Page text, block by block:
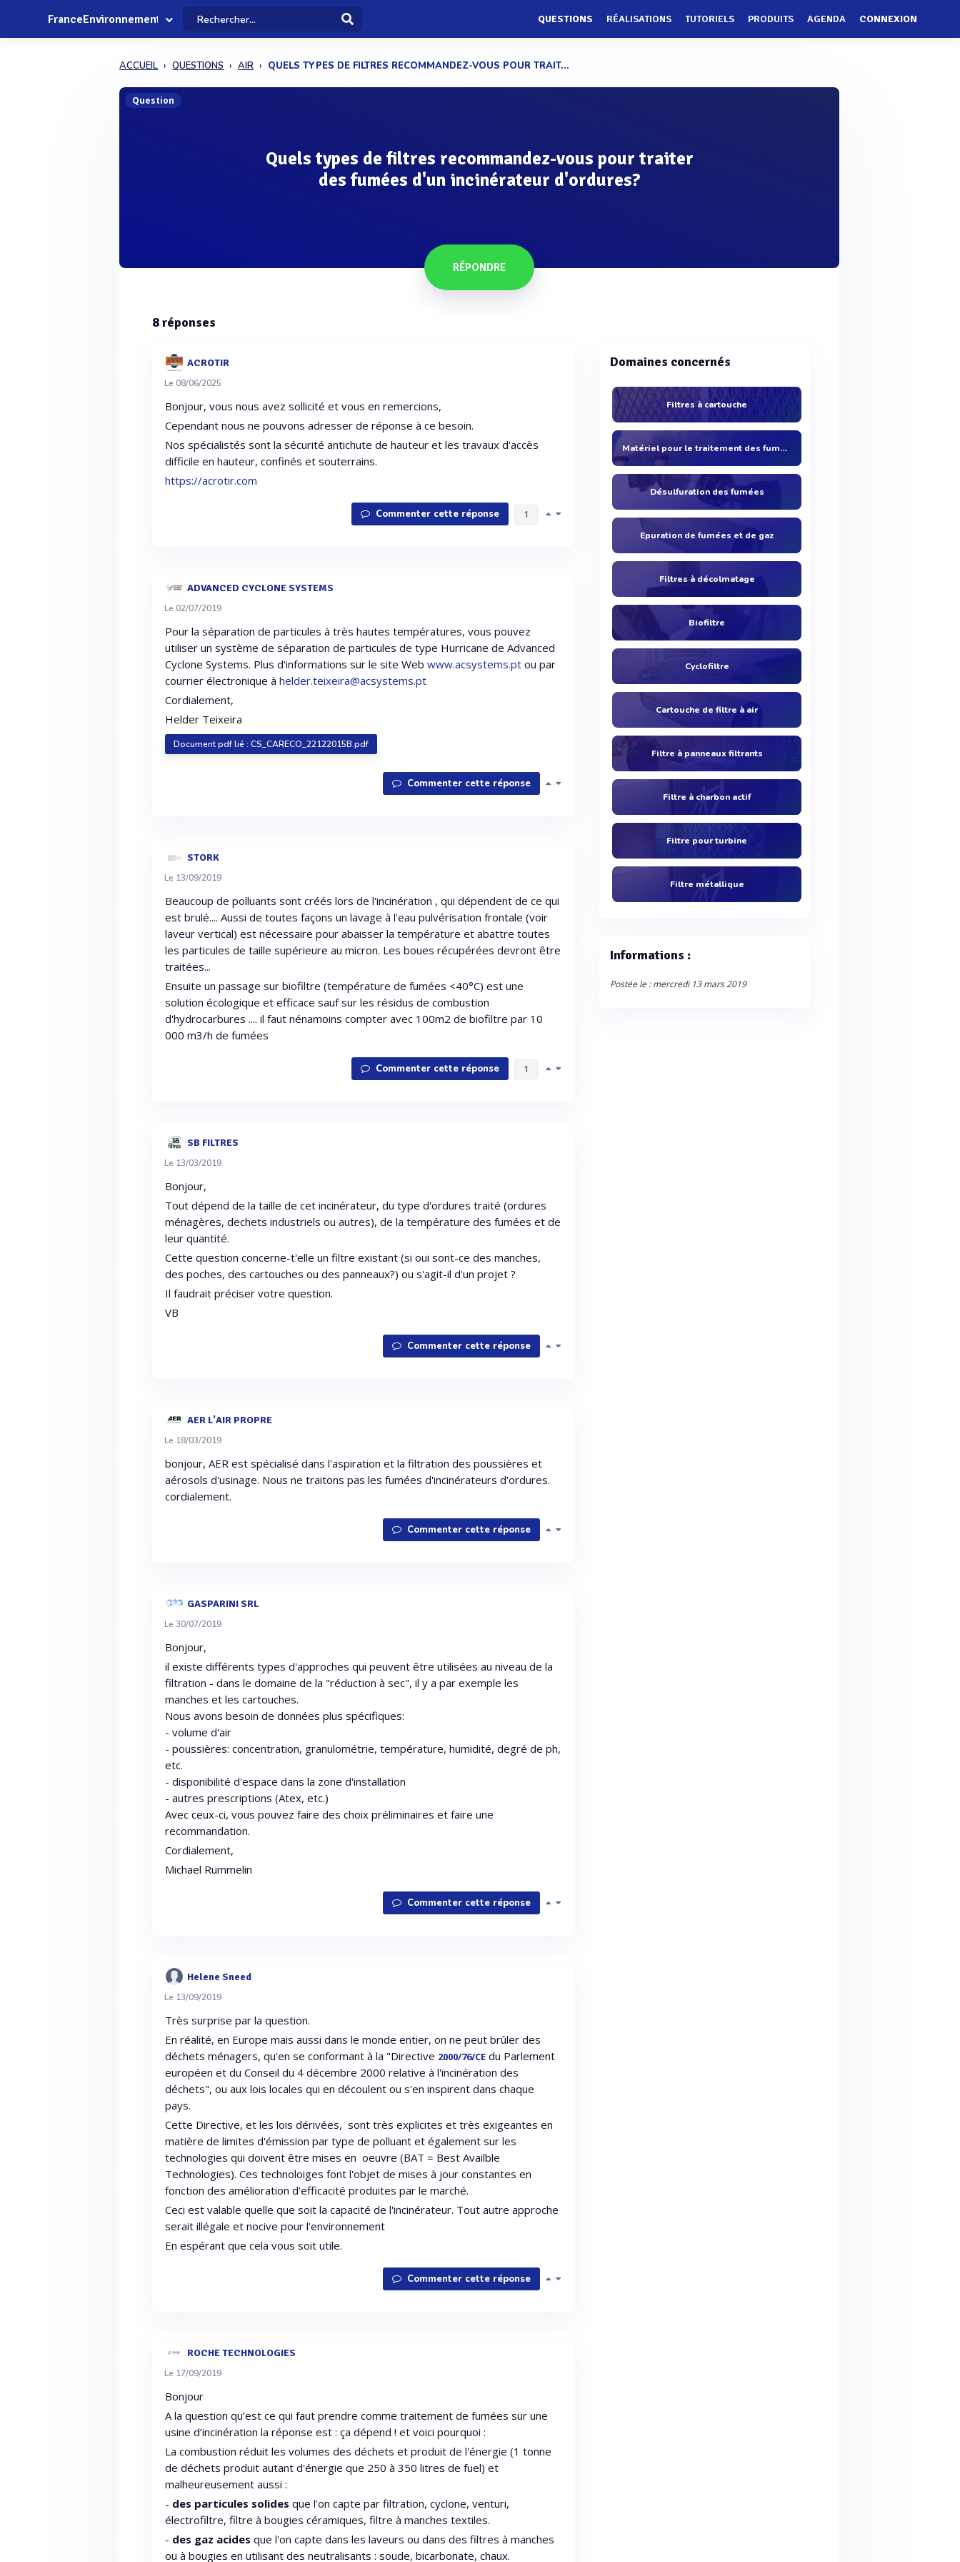
FranceEnvironnement QUESTIONS RÉALISATIONS TUTORIELS PRODUITS AGENDA CONNEXION
ACCUEIL QUESTIONS AIR QUELS TYPES DE FILTRES RECOMMANDEZ-VOUS POUR TRAIT...
Question
Quels types de filtres recommandez-vous pour traiter
des fumées d'un incinérateur d'ordures?
RÉPONDRE
8réponses
ACROTIR
Le 08/06/2025
Bonjour, vous nous avez sollicité et vous en remercions,
Cependant nous ne pouvons adresser de réponse à ce besoin.
Nos spécialistés sont la sécurité antichute de hauteur et les travaux d'accès
difficile en hauteur, confinés et souterrains.
https://acrotir.com
Commenter cette réponse 1
ADVANCED CYCLONE SYSTEMS
Le 02/07/2019
Pour la séparation de particules à très hautes températures, vous pouvez
utiliser un système de séparation de particules de type Hurricane de Advanced
Cyclone Systems. Plus d'informations sur le site Webwww.acsystems.pt ou par
courrier électronique àhelder.teixeira@acsystems.pt
Cordialement,
Helder Teixeira
Document pdf lié : CS_CARECO_22122015B.pdf
Commenter cette réponse
STORK
Le 13/09/2019
Beaucoup de polluants sont créés lors de l'incinération , qui dépendent de ce qui
est brulé.... Aussi de toutes façons un lavage à l'eau pulvérisation frontale (voir
laveur vertical) est nécessaire pour abaisser la température et abattre toutes
les particules de taille supérieure au micron. Les boues récupérées devront être
traitées...
Ensuite un passage sur biofiltre (température de fumées <40°C) est une
solution écologique et efficace sauf sur les résidus de combustion
d'hydrocarbures .... il faut nénamoins compter avec 100m2 de biofiltre par 10
000 m3/h de fumées
Commenter cette réponse 1
SB FILTRES
Le 13/03/2019
Bonjour,
Tout dépend de la taille de cet incinérateur, du type d'ordures traité (ordures
ménagères, dechets industriels ou autres), de la température des fumées et de
leur quantité.
Cette question concerne-t'elle un filtre existant (si oui sont-ce des manches,
des poches, des cartouches ou des panneaux?) ou s'agit-il d'un projet ?
Il faudrait préciser votre question.
VB
Commenter cette réponse
AER L'AIR PROPRE
Le 18/03/2019
bonjour, AER est spécialisé dans l'aspiration et la filtration des poussières et
aérosols d'usinage. Nous ne traitons pas les fumées d'incinérateurs d'ordures.
cordialement.
Commenter cette réponse
GASPARINI SRL
Le 30/07/2019
Bonjour,
il existe différents types d'approches qui peuvent être utilisées au niveau de la
filtration - dans le domaine de la "réduction à sec", il y a par exemple les
manches et les cartouches.
Nous avons besoin de données plus spécifiques:
- volume d'air
- poussières: concentration, granulométrie, température, humidité, degré de ph,
etc.
- disponibilité d'espace dans la zone d'installation
- autres prescriptions (Atex, etc.)
Avec ceux-ci, vous pouvez faire des choix préliminaires et faire une
recommandation.
Cordialement,
Michael Rummelin
Commenter cette réponse
Helene Sneed
Le 13/09/2019
Très surprise par la question.
En réalité, en Europe mais aussi dans le monde entier, on ne peut brûler des
déchets ménagers, qu'en se conformant à la "Directive 2000/76/CE du Parlement
européen et du Conseil du 4 décembre 2000 relative à l'incinération des
déchets", ou aux lois locales qui en découlent ou s'en inspirent dans chaque
pays.
Cette Directive, et les lois dérivées, sont très explicites et très exigeantes en
matière de limites d'émission par type de polluant et également sur les
technologies qui doivent être mises en oeuvre (BAT = Best Availble
Technologies). Ces technoloiges font l'objet de mises à jour constantes en
fonction des amélioration d'efficacité produites par le marché.
Ceci est valable quelle que soit la capacité de l'incinérateur. Tout autre approche
serait illégale et nocive pour l'environnement
En espérant que cela vous soit utile.
Commenter cette réponse
ROCHE TECHNOLOGIES
Le 17/09/2019
Bonjour
A la question qu’est ce qui faut prendre comme traitement de fumées sur une
usine d’incinération la réponse est : ça dépend ! et voici pourquoi :
La combustion réduit les volumes des déchets et produit de l'énergie (1 tonne
de déchets produit autant d'énergie que 250 à 350 litres de fuel) et
malheureusement aussi :
- des particules solides que l'on capte par filtration, cyclone, venturi,
électrofiltre, filtre à bougies céramiques, filtre à manches textiles.
- des gaz acides que l'on capte dans les laveurs ou dans des filtres à manches
ou à bougies en utilisant des neutralisants : soude, bicarbonate, chaux.
Domaines concernés
Filtres à cartouche
Matériel pour le traitement des fumées
Désulfuration des fumées
Epuration de fumées et de gaz
Filtres à décolmatage
Biofiltre
Cyclofiltre
Cartouche de filtre à air
Filtre à panneaux filtrants
Filtre à charbon actif
Filtre pour turbine
Filtre métallique
Informations :
Postée le : mercredi 13 mars 2019